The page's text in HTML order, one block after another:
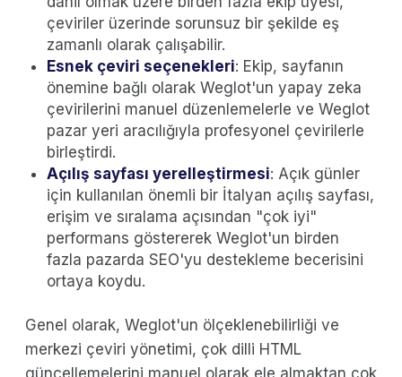
çeviriler üzerinde sorunsuz bir şekilde eş
zamanlı olarak çalışabilir.
Esnek çeviri seçenekleri: Ekip, sayfanın
önemine bağlı olarak Weglot'un yapay zeka
çevirilerini manuel düzenlemelerle ve Weglot
pazar yeri aracılığıyla profesyonel çevirilerle
birleştirdi.
Açılış sayfası yerelleştirmesi: Açık günler
için kullanılan önemli bir İtalyan açılış sayfası,
erişim ve sıralama açısından "çok iyi"
performans göstererek Weglot'un birden
fazla pazarda SEO'yu destekleme becerisini
ortaya koydu.
Genel olarak, Weglot'un ölçeklenebilirliği ve
merkezi çeviri yönetimi, çok dilli HTML
güncellemelerini manuel olarak ele almaktan çok